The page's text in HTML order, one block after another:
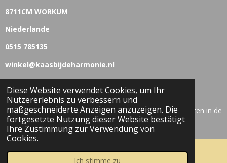
Diese Website verwendet Cookies, um Ihr
Nutzererlebnis zu verbessern und
maßgeschneiderte Anzeigen anzuzeigen. Die
fortgesetzte Nutzung dieser Website bestätigt
Ihre Zustimmung zur Verwendung von
Cookies.
Ich stimme zu
8711CM WORKUM
Niederlande
0515 785135
winkel@kaasbijdeharmonie.nl
© 2022 Vom Holläender.de is onderdeel van Kaas bij de
Harmonie, Workum Nederland. All rights reserved. producten in de
shop kunt u bestellen & afhalen!